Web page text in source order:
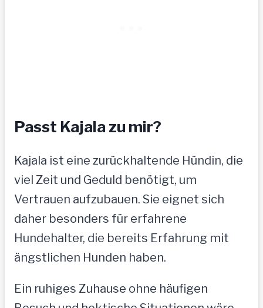
Passt Kajala zu mir?
Kajala ist eine zurückhaltende Hündin, die
viel Zeit und Geduld benötigt, um
Vertrauen aufzubauen. Sie eignet sich
daher besonders für erfahrene
Hundehalter, die bereits Erfahrung mit
ängstlichen Hunden haben.
Ein ruhiges Zuhause ohne häufigen